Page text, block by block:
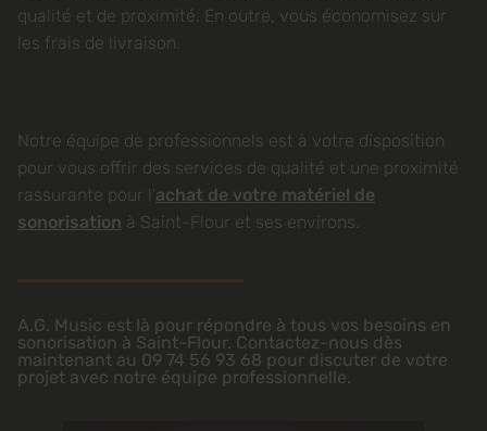
qualité et de proximité. En outre, vous économisez sur
les frais de livraison.
Notre équipe de professionnels est à votre disposition
pour vous offrir des services de qualité et une proximité
rassurante pour l'achat de votre matériel de
sonorisation à Saint-Flour et ses environs.
A.G. Music est là pour répondre à tous vos besoins en
sonorisation à Saint-Flour. Contactez-nous dès
maintenant au 09 74 56 93 68 pour discuter de votre
projet avec notre équipe professionnelle.